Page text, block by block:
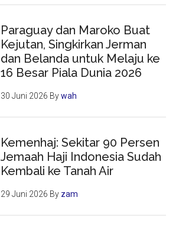
Paraguay dan Maroko Buat
Kejutan, Singkirkan Jerman
dan Belanda untuk Melaju ke
16 Besar Piala Dunia 2026
30 Juni 2026 Bywah
Kemenhaj: Sekitar 90 Persen
Jemaah Haji Indonesia Sudah
Kembali ke Tanah Air
29 Juni 2026 By zam